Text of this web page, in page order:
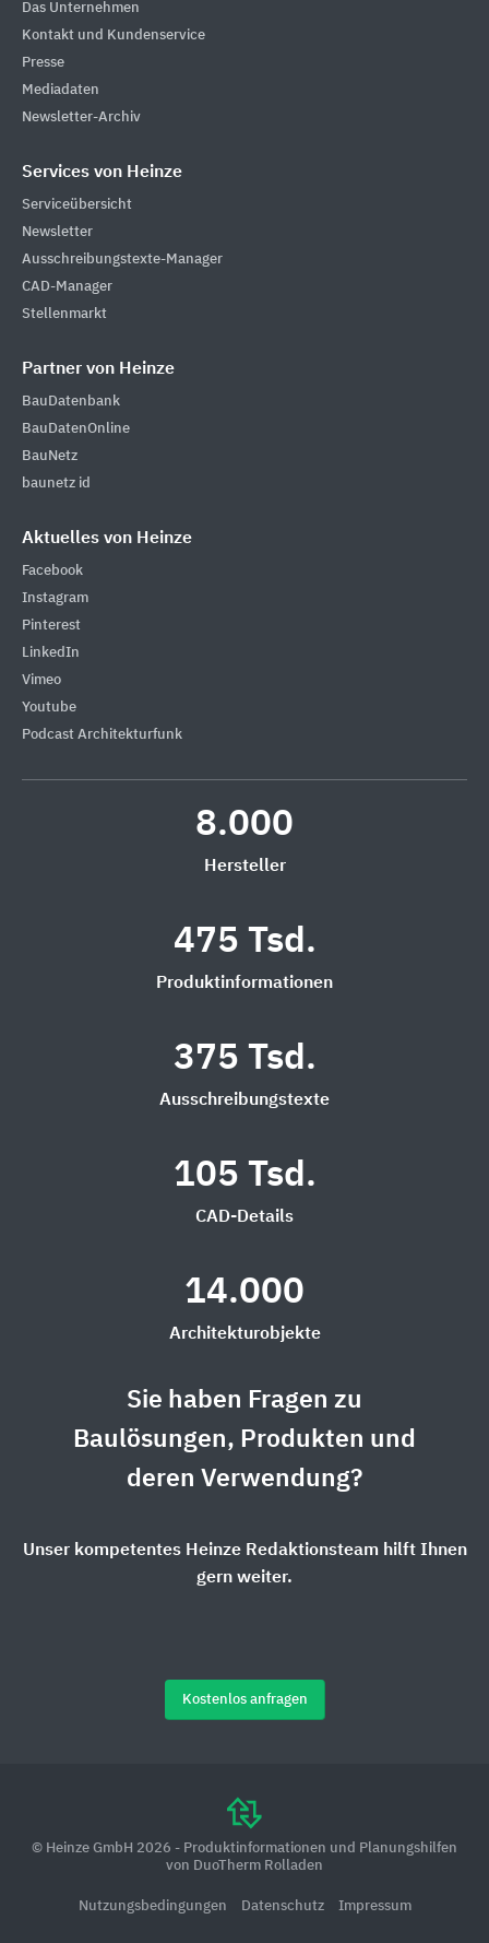
Das Unternehmen
Kontakt und Kundenservice
Presse
Mediadaten
Newsletter-Archiv
Services von Heinze
Serviceübersicht
Newsletter
Ausschreibungstexte-Manager
CAD-Manager
Stellenmarkt
Partner von Heinze
BauDatenbank
BauDatenOnline
BauNetz
baunetz id
Aktuelles von Heinze
Facebook
Instagram
Pinterest
LinkedIn
Vimeo
Youtube
Podcast Architekturfunk
8.000
Hersteller
475 Tsd.
Produktinformationen
375 Tsd.
Ausschreibungstexte
105 Tsd.
CAD-Details
14.000
Architekturobjekte
Sie haben Fragen zu
Baulösungen, Produkten und
deren Verwendung?
Unser kompetentes Heinze Redaktionsteam hilft Ihnen
gern weiter.
Kostenlos anfragen
© Heinze GmbH 2026 - Produktinformationen und Planungshilfen
von DuoTherm Rolladen
Nutzungsbedingungen Datenschutz Impressum